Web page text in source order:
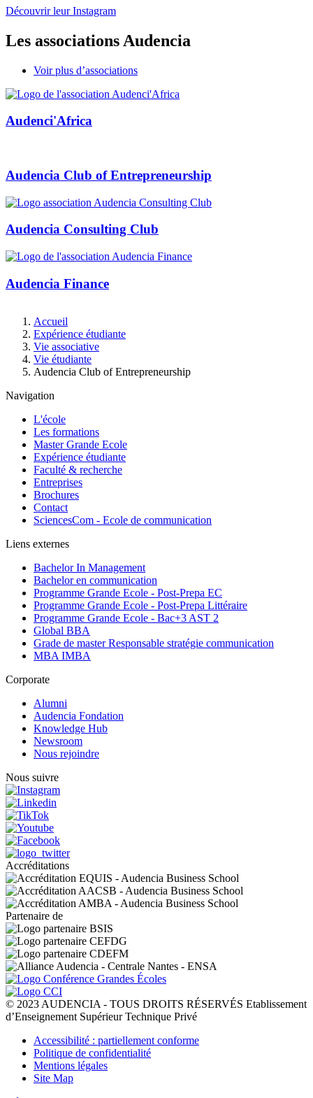
Découvrir leur Instagram
Les associations Audencia
Voir plus d’associations
Audenci'Africa
Audencia Club of Entrepreneurship
Audencia Consulting Club
Audencia Finance
d'Ariane
Accueil
Expérience étudiante
Vie associative
Vie étudiante
Audencia Club of Entrepreneurship
Navigation
L'école
Les formations
Master Grande Ecole
Expérience étudiante
Faculté & recherche
Entreprises
Brochures
Contact
SciencesCom - Ecole de communication
Liens externes
Bachelor In Management
Bachelor en communication
Programme Grande Ecole - Post-Prepa EC
Programme Grande Ecole - Post-Prepa Littéraire
Programme Grande Ecole - Bac+3 AST 2
Global BBA
Grade de master Responsable stratégie communication
MBA IMBA
Corporate
Alumni
Audencia Fondation
Knowledge Hub
Newsroom
Nous rejoindre
Nous suivre
Accréditations
Partenaire de
© 2023 AUDENCIA - TOUS DROITS RÉSERVÉS Etablissement
d’Enseignement Supérieur Technique Privé
Pied
page
Accessibilité : partiellement conforme
Politique de confidentialité
Mentions légales
Site Map